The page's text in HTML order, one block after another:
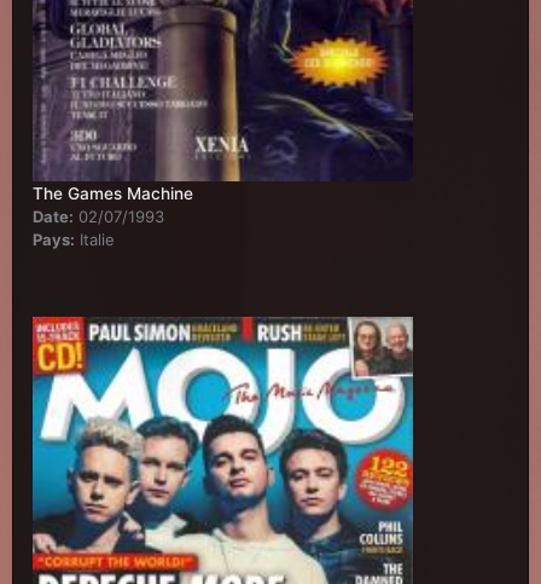
The Games Machine
Date: 02/07/1993
Pays: Italie